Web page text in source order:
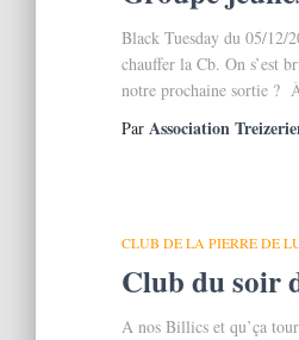
Black Tuesday du 05/12/
chauffer la Cb. On s’est
notre prochaine sortie ?
Par Association
CLUB DE LA PIERRE DE
Club du soir
A nos Billics et qu’ça